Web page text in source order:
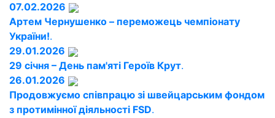
07.02.2026
Артем Чернушенко – переможець чемпіонату
України!.
29.01.2026
29 січня – День пам'яті Героїв Крут.
26.01.2026
Продовжуємо співпрацю зі швейцарським фондом
з протимінної діяльності FSD.